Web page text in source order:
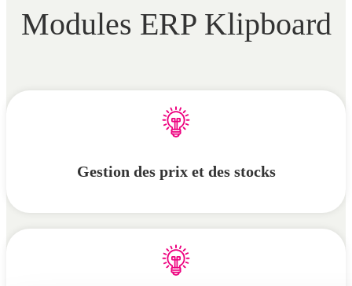
Modules ERP Klipboard
Gestion des prix et des stocks